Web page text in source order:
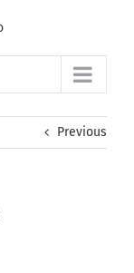
Previous